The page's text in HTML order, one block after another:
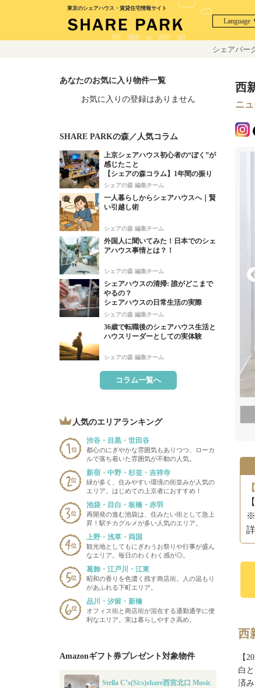
東京のシェアハウス・賃貸住宅情報サイト
Language
シェアパー
西
ニ
※
西
【
白
済
あなたのお気に入り物件一覧
お気に入りの登録はありません
SHARE PARKの森／人気コラム
上京シェアハウス初心者の“ぼく”が
感じたこと
【シェアの森コラム】1年間の振り
返り！
シェアの森 編集チーム
一人暮らしからシェアハウスへ｜賢
い引越し術
シェアの森 編集チーム
外国人に聞いてみた！日本でのシェ
アハウス事情とは？！
シェアの森 編集チーム
シェアハウスの清掃: 誰がどこまで
やるの？
シェアハウスの日常生活の実際
シェアの森 編集チーム
36歳で転職後のシェアハウス生活と
ハウスリーダーとしての実体験
シェアの森 編集チーム
コラム一覧へ
人気のエリアランキング
渋谷・目黒・世田谷
都心のにぎやかな雰囲気もありつつ、ローカ
ルで落ち着いた雰囲気が不動の人気。
新宿・中野・杉並・吉祥寺
緑が多く、住みやすい環境の街並みが人気の
エリア。はじめての上京者におすすめ！
池袋・目白・板橋・赤羽
再開発の進む池袋は、住みたい街として急上
昇！駅チカグルメが多い人気のエリア。
上野・浅草・両国
観光地としてもにぎわうお祭りや行事が盛ん
なエリア。毎日のわくわく感が◎。
葛飾・江戸川・江東
昭和の香りを色濃く残す商店街。人の温もり
があふれる下町エリア。
品川・汐留・新橋
オフィス街と商店街が混在する通勤通学に便
利なエリア。実は暮らしやすさ高め。
Amazonギフト券プレゼント対象物件
Stella C’s(Si:s)share西宮北口 Music